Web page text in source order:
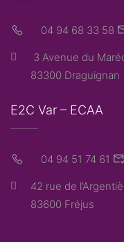
04 94 68 33 58
3 Avenue du
83300 Draguignan
E2C Var – ECAA
04 94 51 74 61
42 rue de
83600 Fréjus